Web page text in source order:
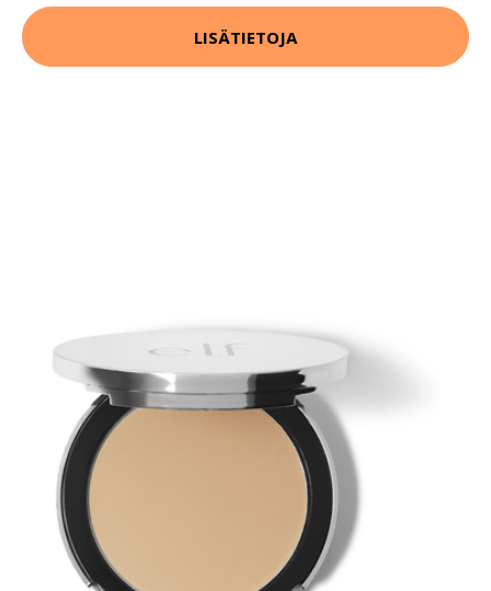
LISÄTIETOJA